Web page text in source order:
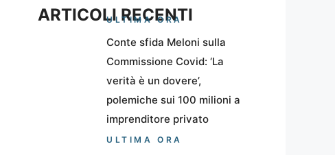
ARTICOLI RECENTI
ULTIMA ORA
Conte sfida Meloni sulla
Commissione Covid: ‘La
verità è un dovere’,
polemiche sui 100 milioni a
imprenditore privato
ULTIMA ORA